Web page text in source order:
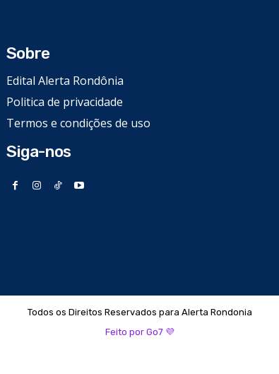
Sobre
Edital Alerta Rondônia
Politica de privacidade
Termos e condições de uso
Siga-nos
Todos os Direitos Reservados para Alerta Rondonia
Feito por Go7 💜